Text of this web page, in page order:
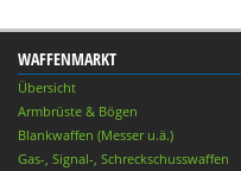
WAFFENMARKT
Übersicht
Armbrüste & Bögen
Blankwaffen (Messer u.ä.)
Gas-, Signal-, Schreckschusswaffen